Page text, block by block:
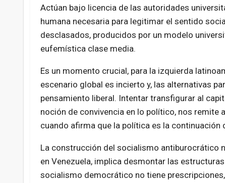
Actúan bajo licencia de las autoridades
humana necesaria para legitimar el sentido
desclasados, producidos por un modelo
eufemística clase media.
Es un momento crucial, para la izquierda
escenario global es incierto y, las alternativas
pensamiento liberal. Intentar transfigurar al
noción de convivencia en lo político, nos remite
cuando afirma que la política es la continuación
La construcción del socialismo antiburocrático
en Venezuela, implica desmontar las
socialismo democrático no tiene